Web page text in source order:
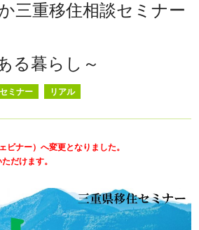
三重移住相談セミナー
る暮らし～
セミナー リアル
ナー）へ変更となりました。
だけます。